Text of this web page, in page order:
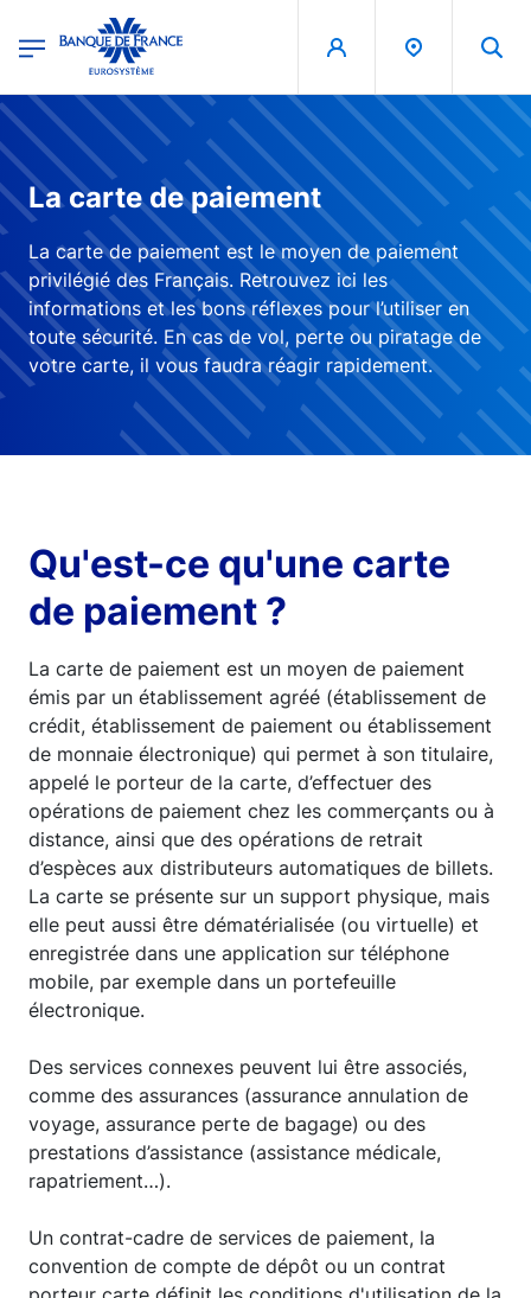
Banque de France - Menu Principal
La carte de paiement
La carte de paiement est le moyen de paiement
privilégié des Français. Retrouvez ici les
informations et les bons réflexes pour l’utiliser en
toute sécurité. En cas de vol, perte ou piratage de
votre carte, il vous faudra réagir rapidement.
Qu'est-ce qu'une carte
de paiement ?
La carte de paiement est un moyen de paiement
émis par un établissement agréé (établissement de
crédit, établissement de paiement ou établissement
de monnaie électronique) qui permet à son titulaire,
appelé le porteur de la carte, d’effectuer des
opérations de paiement chez les commerçants ou à
distance, ainsi que des opérations de retrait
d’espèces aux distributeurs automatiques de billets.
La carte se présente sur un support physique, mais
elle peut aussi être dématérialisée (ou virtuelle) et
enregistrée dans une application sur téléphone
mobile, par exemple dans un portefeuille
électronique.
Des services connexes peuvent lui être associés,
comme des assurances (assurance annulation de
voyage, assurance perte de bagage) ou des
prestations d’assistance (assistance médicale,
rapatriement…).
Un contrat-cadre de services de paiement, la
convention de compte de dépôt ou un contrat